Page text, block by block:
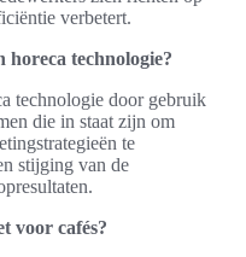
verbetert.
horeca technologie?
technologie door gebruik
die in staat zijn om
te
stijging van de
voor cafés?